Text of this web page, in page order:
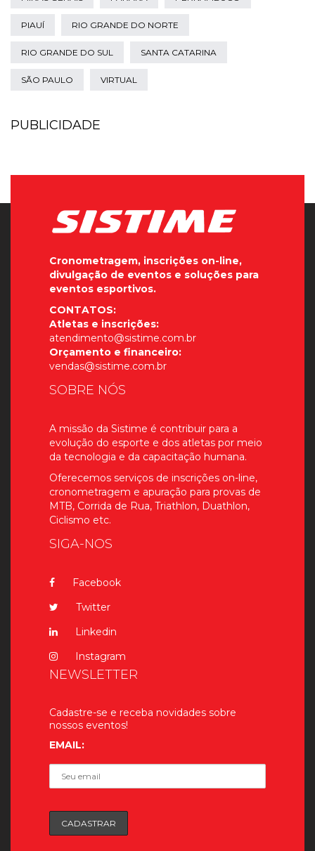
PIAUÍ RIO GRANDE DO NORTE
RIO GRANDE DO SUL SANTA CATARINA
SÃO PAULO VIRTUAL
PUBLICIDADE
Cronometragem, inscrições on-line,
divulgação de eventos e soluções para
eventos esportivos.
CONTATOS:
Atletas e inscrições:
atendimento@sistime.com.br
Orçamento e financeiro:
vendas@sistime.com.br
SOBRE NÓS
A missão da Sistime é contribuir para a
evolução do esporte e dos atletas por meio
da tecnologia e da capacitação humana.
Oferecemos serviços de inscrições on-line,
cronometragem e apuração para provas de
MTB, Corrida de Rua, Triathlon, Duathlon,
Ciclismo etc.
SIGA-NOS
Facebook
Twitter
Linkedin
Instagram
NEWSLETTER
Cadastre-se e receba novidades sobre
nossos eventos!
EMAIL: